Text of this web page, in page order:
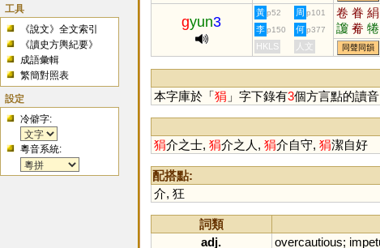
工具
《說文》全文索引
《讀史方輿紀要》
成語彙輯
繁簡對照表
設定
冷僻字:
粵音系統:
gyun3
黃 p52 周 p101 卷 眷 絹
讂 觠 犈
絭 悁 帣
李 p150 何 p377
HKLS 人文 同聲同韻
本字庫於「狷 」字下錄有3個方言點的讀音
狷介之士, 狷介之人, 狷介自守, 狷潔自好
配搭點:
介, 狂
詞類
adj.
overcautious;